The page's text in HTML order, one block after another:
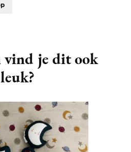
vind je dit ook
leuk?